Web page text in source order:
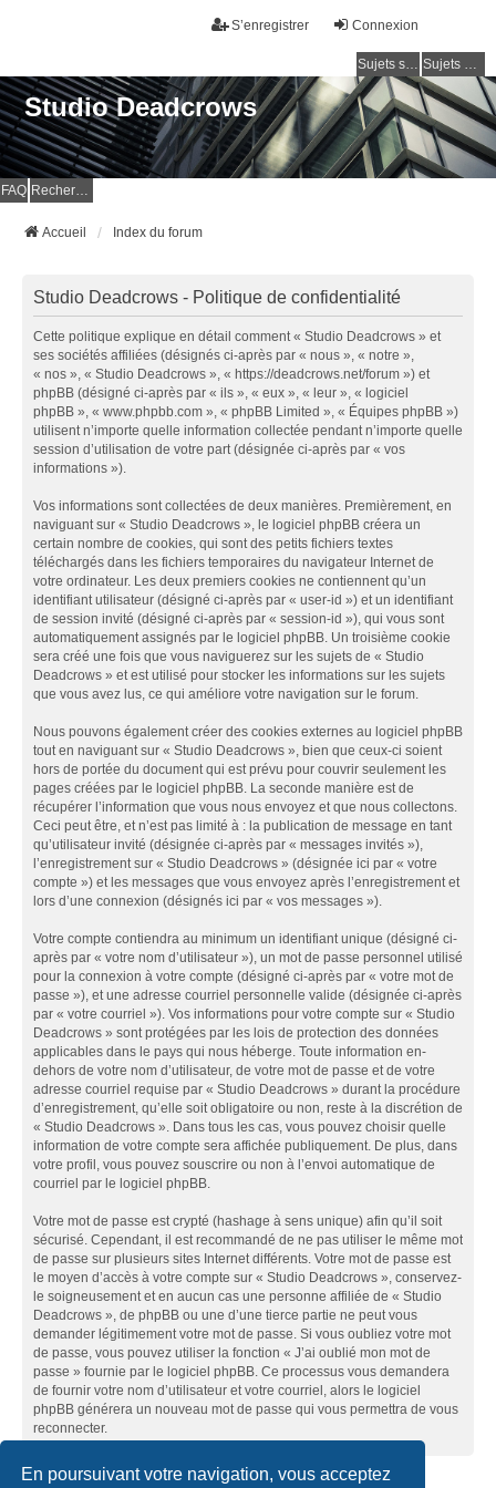
En poursuivant votre navigation, vous acceptez
Connexion
S’enregistrer
Sujets sans réponse Sujets actifs
Studio Deadcrows
FAQ Rechercher
Accueil Index du forum
Studio Deadcrows - Politique de confidentialité
Cette politique explique en détail comment « Studio Deadcrows » et
ses sociétés affiliées (désignés ci-après par « nous », « notre »,
« nos », « Studio Deadcrows », « https://deadcrows.net/forum ») et
phpBB (désigné ci-après par « ils », « eux », « leur », « logiciel
phpBB », « www.phpbb.com », « phpBB Limited », « Équipes phpBB »)
utilisent n’importe quelle information collectée pendant n’importe quelle
session d’utilisation de votre part (désignée ci-après par « vos
informations »).
Vos informations sont collectées de deux manières. Premièrement, en
naviguant sur « Studio Deadcrows », le logiciel phpBB créera un
certain nombre de cookies, qui sont des petits fichiers textes
téléchargés dans les fichiers temporaires du navigateur Internet de
votre ordinateur. Les deux premiers cookies ne contiennent qu’un
identifiant utilisateur (désigné ci-après par « user-id ») et un identifiant
de session invité (désigné ci-après par « session-id »), qui vous sont
automatiquement assignés par le logiciel phpBB. Un troisième cookie
sera créé une fois que vous naviguerez sur les sujets de « Studio
Deadcrows » et est utilisé pour stocker les informations sur les sujets
que vous avez lus, ce qui améliore votre navigation sur le forum.
Nous pouvons également créer des cookies externes au logiciel phpBB
tout en naviguant sur « Studio Deadcrows », bien que ceux-ci soient
hors de portée du document qui est prévu pour couvrir seulement les
pages créées par le logiciel phpBB. La seconde manière est de
récupérer l’information que vous nous envoyez et que nous collectons.
Ceci peut être, et n’est pas limité à : la publication de message en tant
qu’utilisateur invité (désignée ci-après par « messages invités »),
l’enregistrement sur « Studio Deadcrows » (désignée ici par « votre
compte ») et les messages que vous envoyez après l’enregistrement et
lors d’une connexion (désignés ici par « vos messages »).
Votre compte contiendra au minimum un identifiant unique (désigné ci-
après par « votre nom d’utilisateur »), un mot de passe personnel utilisé
pour la connexion à votre compte (désigné ci-après par « votre mot de
passe »), et une adresse courriel personnelle valide (désignée ci-après
par « votre courriel »). Vos informations pour votre compte sur « Studio
Deadcrows » sont protégées par les lois de protection des données
applicables dans le pays qui nous héberge. Toute information en-
dehors de votre nom d’utilisateur, de votre mot de passe et de votre
adresse courriel requise par « Studio Deadcrows » durant la procédure
d’enregistrement, qu’elle soit obligatoire ou non, reste à la discrétion de
« Studio Deadcrows ». Dans tous les cas, vous pouvez choisir quelle
information de votre compte sera affichée publiquement. De plus, dans
votre profil, vous pouvez souscrire ou non à l’envoi automatique de
courriel par le logiciel phpBB.
Votre mot de passe est crypté (hashage à sens unique) afin qu’il soit
sécurisé. Cependant, il est recommandé de ne pas utiliser le même mot
de passe sur plusieurs sites Internet différents. Votre mot de passe est
le moyen d’accès à votre compte sur « Studio Deadcrows », conservez-
le soigneusement et en aucun cas une personne affiliée de « Studio
Deadcrows », de phpBB ou une d’une tierce partie ne peut vous
demander légitimement votre mot de passe. Si vous oubliez votre mot
de passe, vous pouvez utiliser la fonction « J’ai oublié mon mot de
passe » fournie par le logiciel phpBB. Ce processus vous demandera
de fournir votre nom d’utilisateur et votre courriel, alors le logiciel
phpBB générera un nouveau mot de passe qui vous permettra de vous
reconnecter.